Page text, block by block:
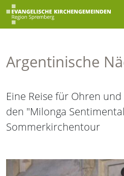
Argentinische
Eine Reise für Ohren
den "Milonga
Sommerkirchentour